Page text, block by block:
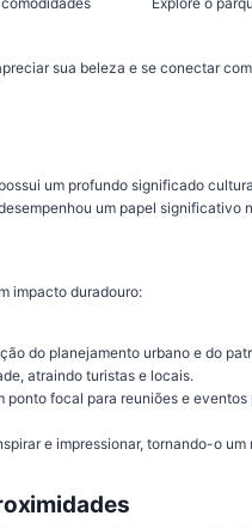
sua beleza e se conectar
um profundo significado
um papel significativo
impacto duradouro:
do planejamento urbano e do
atraindo turistas e locais.
ponto focal para reuniões e
e impressionar, tornando-o